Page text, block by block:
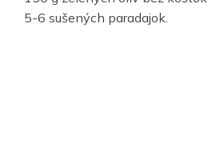
5-6 sušených paradajok.